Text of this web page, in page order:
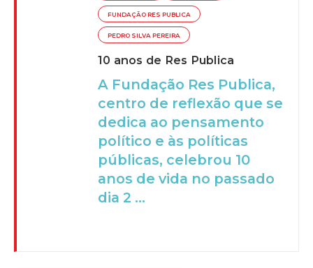
FUNDAÇÃO RES PUBLICA
PEDRO SILVA PEREIRA
10 anos de Res Publica
A Fundação Res Publica,
centro de reflexão que se
dedica ao pensamento
político e às políticas
públicas, celebrou 10
anos de vida no passado
dia 2 ...